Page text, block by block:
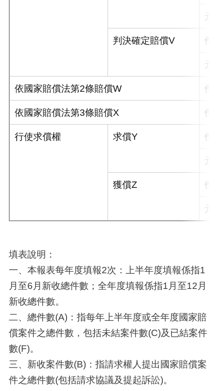
元
判決確定賠償V 件
元
依國家賠償法第2條賠償W 件
依國家賠償法第3條賠償X 件
行使求償權 求償Y 件
元
獲償Z 件
元
填表說明：
一、本報表每年度填報2次：上半年度填報係指1
月至6月新收總件數；全年度填報係指1月至12月
新收總件數。
二、總件數(A)：指每年上半年度或全年度國家賠
償案件之總件數，包括未結案件數(C)及已結案件
數(F)。
三、新收案件數(B)：指請求權人提出國家賠償案
件之總件數(包括請求協議及提起訴訟)。